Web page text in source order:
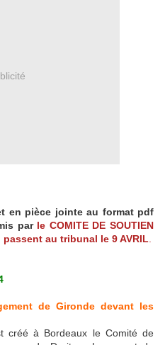
en pièce jointe au format pdf
par le COMITE DE SOUTIEN
au tribunal le 9 AVRIL
de Gironde devant les
créé à Bordeaux le Comité de